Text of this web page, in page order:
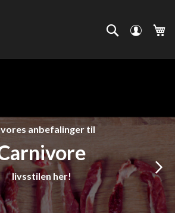
Log
ind
Search
vores anbefalinger til
livsstilen her!